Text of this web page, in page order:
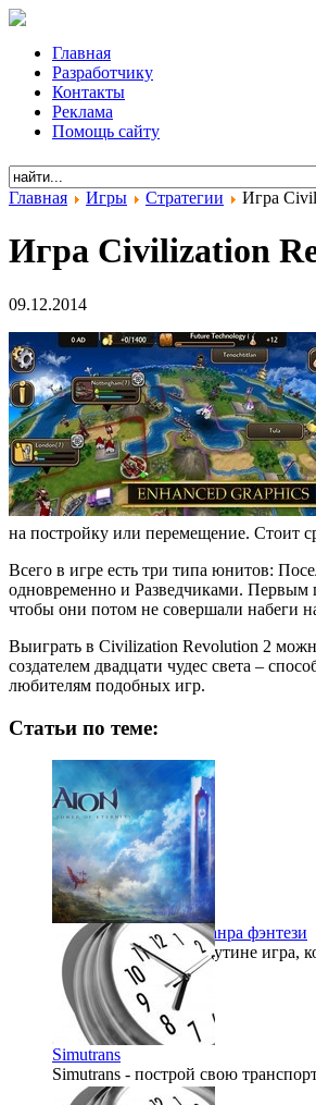
Главная
Разработчику
Контакты
Реклама
Помощь сайту
Главная Игры Стратегии Игра
Игра Civilization
09.12.2014
на постройку или перемещение. Стоит
Всего в игре есть три типа юнитов:
одновременно и Разведчиками. Первым
чтобы они потом не совершали набеги
Выиграть в Civilization Revolution 2
создателем двадцати чудес света –
любителям подобных игр.
Статьи по теме:
Удивительная игра жанра фэнтези
Есть во всемирной паутине игра,
2012-06-05
Simutrans
Simutrans - построй свою
2008-03-06